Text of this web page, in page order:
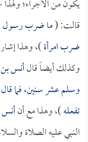
يكون من الأجراء؛
قالت: (ما ضرب رسول
ضرب امرأة)، وهذا
وكذلك أيضاً قالأنس
وسلم عشر سنين، فما قال
تفعله)، وهذا مع أن
النبي عليه الصلاة